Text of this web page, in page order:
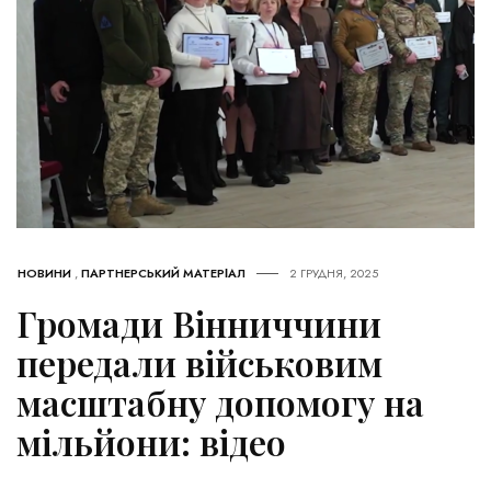
НОВИНИ ,ПАРТНЕРСЬКИЙ МАТЕРІАЛ 2 ГРУДНЯ, 2025
Громади Вінниччини
передали військовим
масштабну допомогу на
мільйони: відео